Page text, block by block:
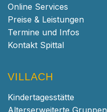
Online Services
Preise & Leistungen
Termine und Infos
Kontakt Spittal
VILLACH
Kindertagesstätte
Alterserweiterte Gruppen